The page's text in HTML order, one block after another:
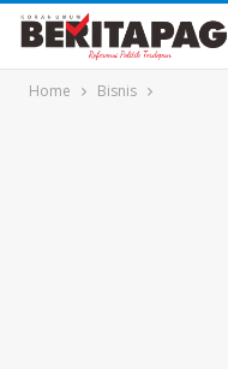
Home Bisnis